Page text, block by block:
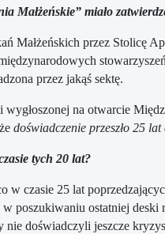
Małżeńskie” miało
Małżeńskich przez Stolicę
przez jakąś sektę.
na otwarcie
doświadczenie przeszło 25
tych 20 lat?
w czasie 25 lat
w poszukiwaniu ostatniej
nie doświadczyli jeszcze